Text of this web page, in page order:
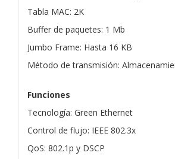
Tabla MAC: 2K
Buffer de paquetes: 1 Mb
Jumbo Frame: Hasta 16 KB
Método de transmisión:
Funciones
Tecnología: Green Ethernet
Control de flujo: IEEE 802.3x
QoS: 802.1p y DSCP